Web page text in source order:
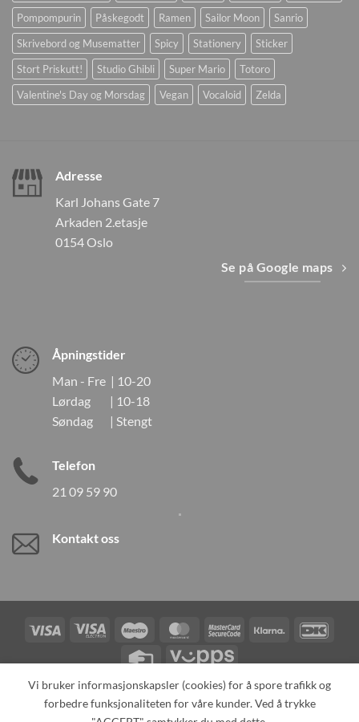
Pompompurin
Påskegodt Ramen Sailor Moon
Sanrio
Skrivebord og Musematter
Spicy Stationery
Sticker
Stort Priskutt!
Studio Ghibli Super Mario
Totoro
Valentine's Day og Morsdag
Vegan Vocaloid Zelda
Adresse
Karl Johans Gate 7
Arkaden 2.etasje
0154 Oslo
Se på Google maps
Åpningstider
Man - Fre | 10-20
Lørdag | 10-18
Søndag | Stengt
Telefon
21 09 59 90
Kontakt oss
Visa
Visa
Electron
Maestro MasterCardMasterCardKlarna
Credit
Vipps
TILBAKEKALLINGER KONTAKT OSS
OM OSS
Vi bruker informasjonskapsler (cookies) for å spore trafikk og
forbedre funksjonaliteten for våre kunder. Ved å trykke